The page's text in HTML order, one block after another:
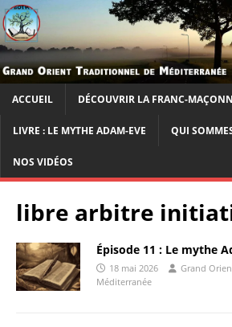
ACCUEIL DÉCOUVRIR LA FRANC-
LIVRE : LE MYTHE ADAM-EVE QUI
NOS VIDÉOS
libre arbitre
Épisode 11 : Le mythe
18 mai 2026
Grand
Méditerranée